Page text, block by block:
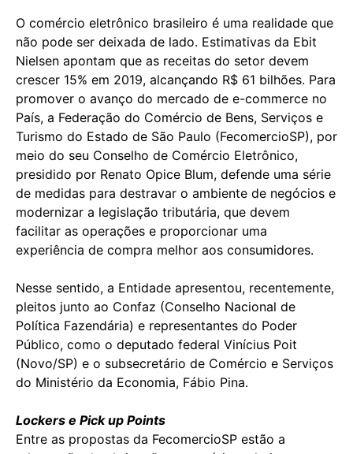
O comércio eletrônico brasileiro é uma realidade que
não pode ser deixada de lado. Estimativas da Ebit
Nielsen apontam que as receitas do setor devem
crescer 15% em 2019, alcançando R$ 61 bilhões. Para
promover o avanço do mercado de e-commerce no
País, a Federação do Comércio de Bens, Serviços e
Turismo do Estado de São Paulo (FecomercioSP), por
meio do seu Conselho de Comércio Eletrônico,
presidido por Renato Opice Blum, defende uma série
de medidas para destravar o ambiente de negócios e
modernizar a legislação tributária, que devem
facilitar as operações e proporcionar uma
experiência de compra melhor aos consumidores.
Nesse sentido, a Entidade apresentou, recentemente,
pleitos junto ao Confaz (Conselho Nacional de
Política Fazendária) e representantes do Poder
Público, como o deputado federal Vinícius Poit
(Novo/SP) e o subsecretário de Comércio e Serviços
do Ministério da Economia, Fábio Pina.
Lockers e Pick up Points
Entre as propostas da FecomercioSP estão a